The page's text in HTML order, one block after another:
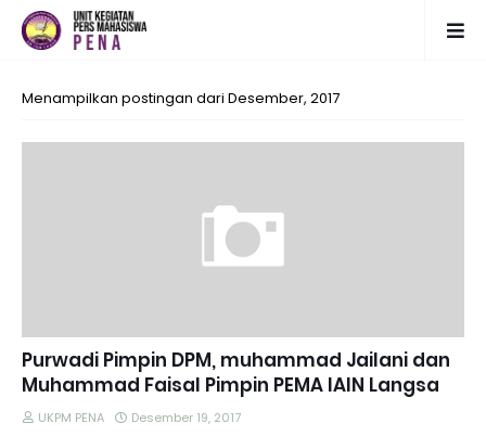
Menampilkan postingan dari Desember, 2017
Purwadi Pimpin DPM, muhammad Jailani dan
Muhammad Faisal Pimpin PEMA IAIN Langsa
UKPM PENA Desember 19, 2017